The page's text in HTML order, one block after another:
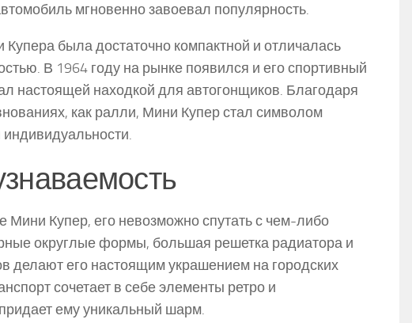
мгновенно завоевал популярность.
была достаточно компактной и отличалась
В 1964 году на рынке появился и его спортивный
настоящей находкой для автогонщиков. Благодаря
как ралли, Мини Купер стал символом
индивидуальности.
Мини Купер, его невозможно спутать с чем-либо
округлые формы, большая решетка радиатора и
делают его настоящим украшением на городских
сочетает в себе элементы ретро и
ему уникальный шарм.